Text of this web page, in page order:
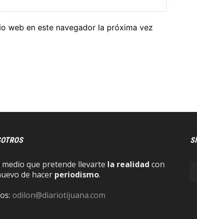
web en este navegador la próxima vez
medio que pretende llevarte la realidad con
de hacer periodismo.
odilon@diariotijuana.com